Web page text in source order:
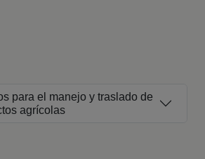
para el manejo y traslado de
agrícolas